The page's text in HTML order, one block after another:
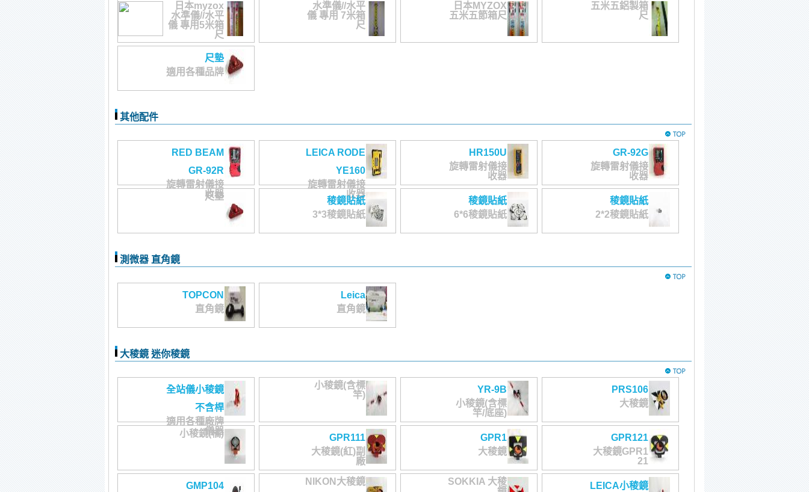
日本myzox
水準儀//水平
儀 專用5米箱
尺
水準儀//水平
儀 專用 7米箱
尺
日本MYZOX
五米五節箱尺
五米五鋁製箱
尺
尺墊
適用各種品牌
其他配件
RED BEAM
GR-92R
旋轉雷射儀接
收器
LEICA RODE
YE160
旋轉雷射儀接
收器
HR150U
旋轉雷射儀接
收器
GR-92G
旋轉雷射儀接
收器
尺墊
稜鏡貼紙
3*3稜鏡貼紙
稜鏡貼紙
6*6稜鏡貼紙
稜鏡貼紙
2*2稜鏡貼紙
測微器 直角鏡
TOPCON
直角鏡
Leica
直角鏡
大稜鏡 迷你稜鏡
全站儀小稜鏡
不含桿
適用各種廠牌
儀器
小稜鏡(含標
竿)
YR-9B
小稜鏡(含標
竿/底座)
PRS106
大稜鏡
小稜鏡(橘)
GPR111
大稜鏡(紅)副
廠
GPR1
大稜鏡
GPR121
大稜鏡GPR1
21
GMP104 NIKON大稜鏡
SOKKIA 大稜
LEICA小稜鏡